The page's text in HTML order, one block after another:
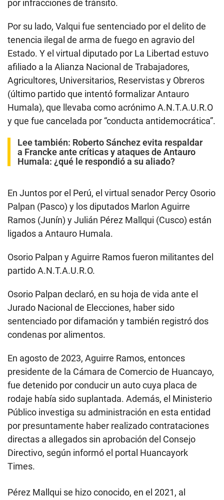
por infracciones de tránsito.
Por su lado, Valqui fue sentenciado por el delito de
tenencia ilegal de arma de fuego en agravio del
Estado. Y el virtual diputado por La Libertad estuvo
afiliado a la Alianza Nacional de Trabajadores,
Agricultores, Universitarios, Reservistas y Obreros
(último partido que intentó formalizar Antauro
Humala), que llevaba como acrónimo A.N.T.A.U.R.O
y que fue cancelada por “conducta antidemocrática”.
Lee también: Roberto Sánchez evita respaldar
a Francke ante críticas y ataques de Antauro
Humala: ¿qué le respondió a su aliado?
En Juntos por el Perú, el virtual senador Percy Osorio
Palpan (Pasco) y los diputados Marlon Aguirre
Ramos (Junín) y Julián Pérez Mallqui (Cusco) están
ligados a Antauro Humala.
Osorio Palpan y Aguirre Ramos fueron militantes del
partido A.N.T.A.U.R.O.
Osorio Palpan declaró, en su hoja de vida ante el
Jurado Nacional de Elecciones, haber sido
sentenciado por difamación y también registró dos
condenas por alimentos.
En agosto de 2023, Aguirre Ramos, entonces
presidente de la Cámara de Comercio de Huancayo,
fue detenido por conducir un auto cuya placa de
rodaje había sido suplantada. Además, el Ministerio
Público investiga su administración en esta entidad
por presuntamente haber realizado contrataciones
directas a allegados sin aprobación del Consejo
Directivo, según informó el portal Huancayork
Times.
Pérez Mallqui se hizo conocido, en el 2021, al